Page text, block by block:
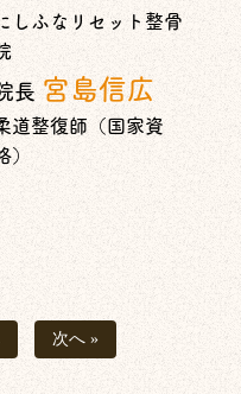
しふなリセット整骨
長 宮島信広
道整復師（国家資
）
次へ »